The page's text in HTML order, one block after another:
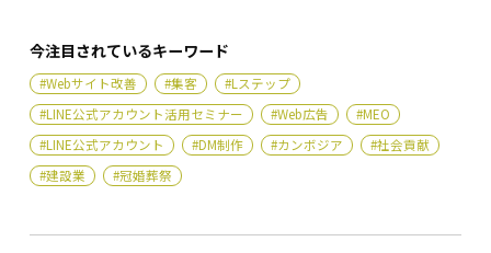
今注目されているキーワード
#Webサイト改善 #集客
#Lステップ
#LINE公式アカウント活用セミナー
#Web広告
#MEO
#LINE公式アカウント
#DM制作 #カンボジア
#社会貢献
#建設業
#冠婚葬祭